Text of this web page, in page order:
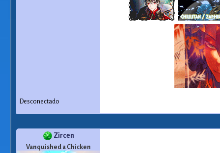
Desconectado
Zircen
Vanquished a Chicken